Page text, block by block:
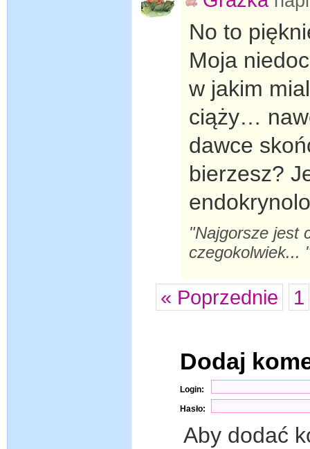
No to
Moja
w jakim
ciąży…
dawce
bierzesz?
"Najgorsze jest
czegokolwiek...
« Poprzednie 1
Dodaj
Login:
Hasło:
Aby dodać